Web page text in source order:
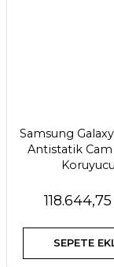
Samsung
Antistatik Cam
Koruyucu
SEPETE